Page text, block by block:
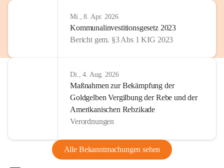
Mi., 8. Apr. 2026
Kommunalinvestitionsgesetz 2023
Bericht gem. §3 Abs 1 KIG 2023
Di., 4. Aug. 2026
Maßnahmen zur Bekämpfung der
Goldgelben Vergilbung der Rebe und der
Amerikanischen Rebzikade
Verordnungen
Alle Bekanntmachungen sehen